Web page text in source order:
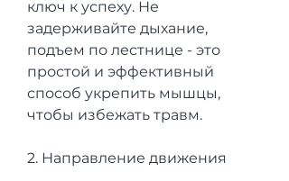
ключ к успеху. Не
задерживайте дыхание,
подъем по лестнице - это
простой и эффективный
способ укрепить мышцы,
чтобы избежать травм.
2. Направление движения